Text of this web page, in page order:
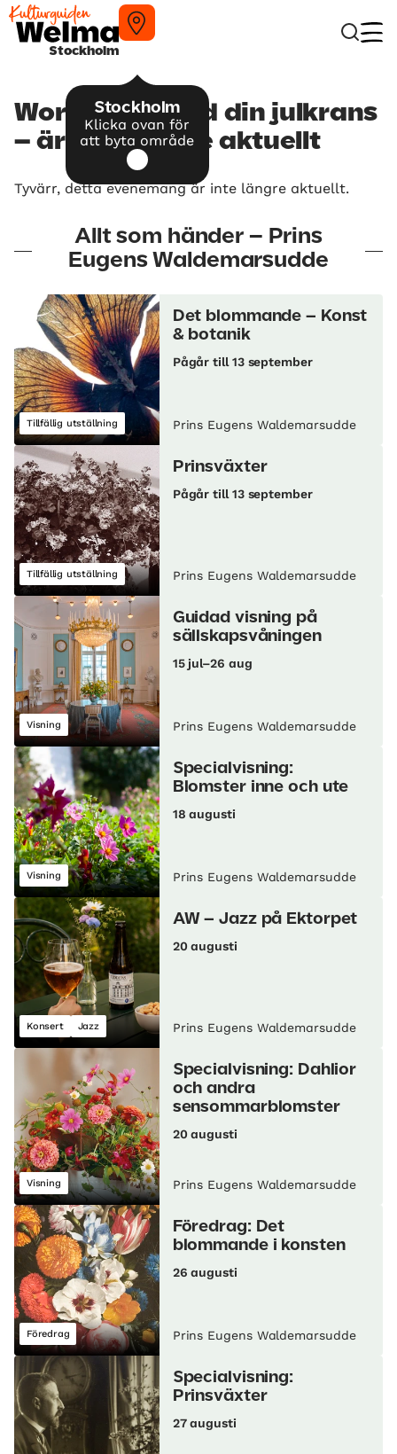
Stockholm
Stockholm
Klicka ovan för
att byta område
Workshop: Bind din julkrans
– är inte längre aktuellt
Tyvärr, detta evenemang är inte längre aktuellt.
Allt som händer – Prins
Eugens Waldemarsudde
Tillfällig utställning
Det blommande – Konst
& botanik
Pågår till 13 september
Prins Eugens Waldemarsudde
Tillfällig utställning
Prinsväxter
Pågår till 13 september
Prins Eugens Waldemarsudde
Visning
Guidad visning på
sällskapsvåningen
15 jul–26 aug
Prins Eugens Waldemarsudde
Visning
Specialvisning:
Blomster inne och ute
18 augusti
Prins Eugens Waldemarsudde
Konsert Jazz
AW – Jazz på Ektorpet
20 augusti
Prins Eugens Waldemarsudde
Visning
Specialvisning: Dahlior
och andra
sensommarblomster
20 augusti
Prins Eugens Waldemarsudde
Föredrag
Föredrag: Det
blommande i konsten
26 augusti
Prins Eugens Waldemarsudde
Specialvisning:
Prinsväxter
27 augusti